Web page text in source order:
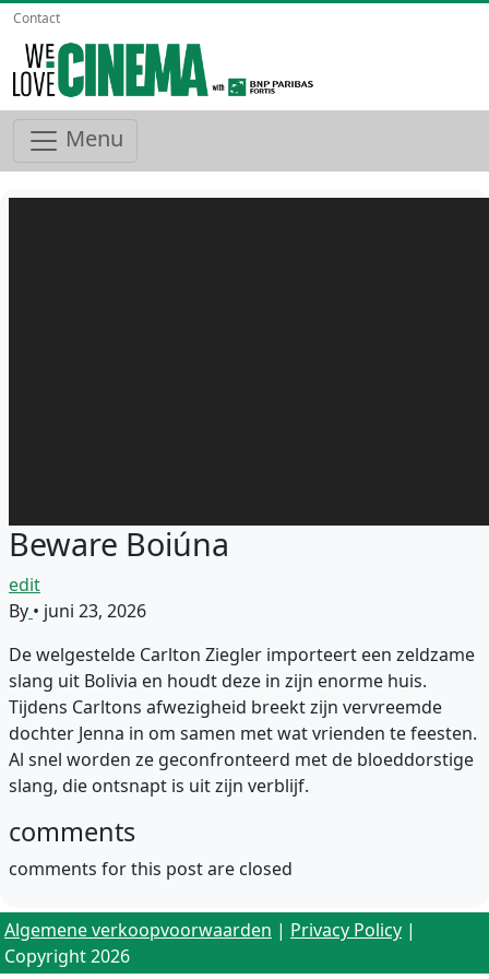
Contact
Menu
Beware Boiúna
edit
By • juni 23, 2026
De welgestelde Carlton Ziegler importeert een zeldzame
slang uit Bolivia en houdt deze in zijn enorme huis.
Tijdens Carltons afwezigheid breekt zijn vervreemde
dochter Jenna in om samen met wat vrienden te feesten.
Al snel worden ze geconfronteerd met de bloeddorstige
slang, die ontsnapt is uit zijn verblijf.
comments
comments for this post are closed
Algemene verkoopvoorwaarden | Privacy Policy |
Copyright 2026